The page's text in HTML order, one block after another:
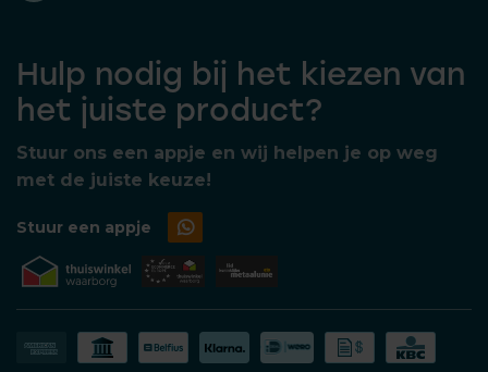
Hulp nodig bij het kiezen van
het juiste product?
Stuur ons een appje en wij helpen je op weg
met de juiste keuze!
Stuur een appje